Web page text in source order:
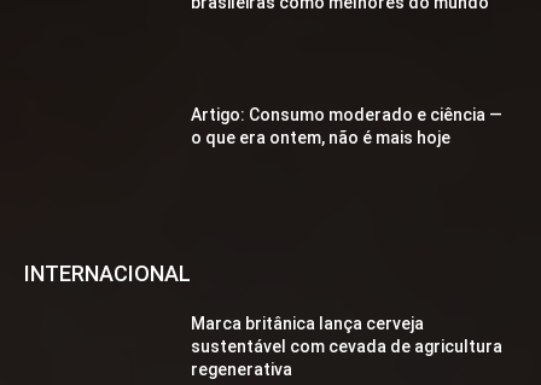
Artigo: Consumo moderado e ciência —
o que era ontem, não é mais hoje
INTERNACIONAL
Marca britânica lança cerveja
sustentável com cevada de agricultura
regenerativa